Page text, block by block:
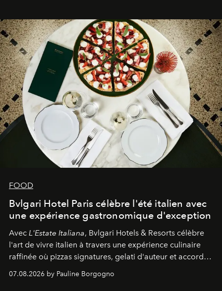
FOOD
Bvlgari Hotel Paris célèbre l'été italien avec
une expérience gastronomique d'exception
Avec L'Estate Italiana, Bvlgari Hotels & Resorts célèbre
l'art de vivre italien à travers une expérience culinaire
raffinée où pizzas signatures, gelati d'auteur et accords
07.08.2026 by Pauline Borgogno